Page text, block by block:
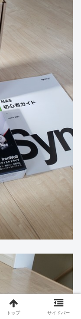
トップ サイドバー